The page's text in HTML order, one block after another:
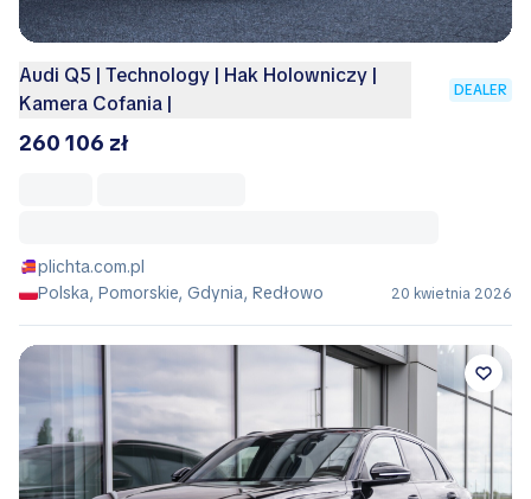
Audi Q5 | Technology | Hak Holowniczy |
Kamera Cofania |
DEALER
260 106 zł
plichta.com.pl
Polska, Pomorskie, Gdynia, Redłowo
20 kwietnia 2026